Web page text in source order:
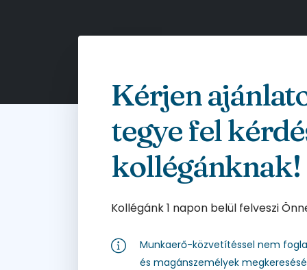
Kérjen
tegye fel
kollégánknak!
Kollégánk 1 napon belül felveszi
Munkaerő-közvetítéssel nem
és magánszemélyek